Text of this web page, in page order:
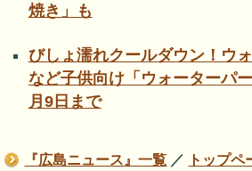
焼き」も
びしょ濡れクールダウン！ウ
など子供向け「ウォーターパ
月9日まで
『広島ニュース』一覧 ／ トップペ